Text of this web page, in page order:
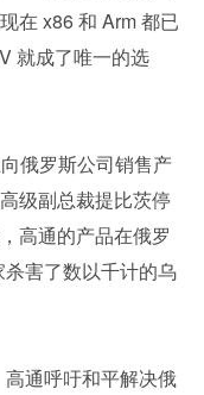
在 x86 和 Arm 都已
就成了唯一的选
俄罗斯公司销售产
级副总裁提比茨停
高通的产品在俄罗
害了数以千计的乌
通呼吁和平解决俄